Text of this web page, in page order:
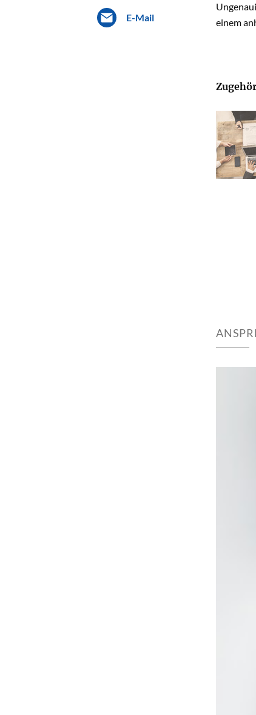
E-Mail
einem